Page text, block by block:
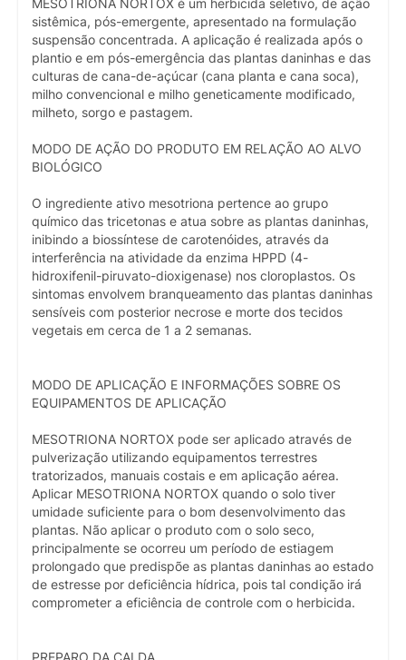
MESOTRIONA NORTOX é um herbicida seletivo, de ação
sistêmica, pós-emergente, apresentado na formulação
suspensão concentrada. A aplicação é realizada após o
plantio e em pós-emergência das plantas daninhas e das
culturas de cana-de-açúcar (cana planta e cana soca),
milho convencional e milho geneticamente modificado,
milheto, sorgo e pastagem.
MODO DE AÇÃO DO PRODUTO EM RELAÇÃO AO ALVO
BIOLÓGICO
O ingrediente ativo mesotriona pertence ao grupo
químico das tricetonas e atua sobre as plantas daninhas,
inibindo a biossíntese de carotenóides, através da
interferência na atividade da enzima HPPD (4-
hidroxifenil-piruvato-dioxigenase) nos cloroplastos. Os
sintomas envolvem branqueamento das plantas daninhas
sensíveis com posterior necrose e morte dos tecidos
vegetais em cerca de 1 a 2 semanas.
MODO DE APLICAÇÃO E INFORMAÇÕES SOBRE OS
EQUIPAMENTOS DE APLICAÇÃO
MESOTRIONA NORTOX pode ser aplicado através de
pulverização utilizando equipamentos terrestres
tratorizados, manuais costais e em aplicação aérea.
Aplicar MESOTRIONA NORTOX quando o solo tiver
umidade suficiente para o bom desenvolvimento das
plantas. Não aplicar o produto com o solo seco,
principalmente se ocorreu um período de estiagem
prolongado que predispõe as plantas daninhas ao estado
de estresse por deficiência hídrica, pois tal condição irá
comprometer a eficiência de controle com o herbicida.